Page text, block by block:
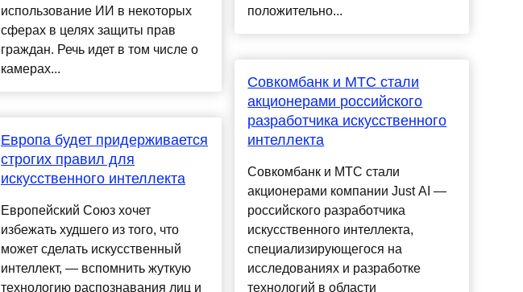
использование ИИ в некоторых
сферах в целях защиты прав
граждан. Речь идет в том числе о
камерах...
Европа будет придерживается
строгих правил для
искусственного интеллекта
Европейский Союз хочет
избежать худшего из того, что
может сделать искусственный
интеллект, — вспомнить жуткую
технологию распознавания лиц и
положительно...
Совкомбанк и МТС стали
акционерами российского
разработчика искусственного
интеллекта
Совкомбанк и МТС стали
акционерами компании Just AI —
российского разработчика
искусственного интеллекта,
специализирующегося на
исследованиях и разработке
технологий в области